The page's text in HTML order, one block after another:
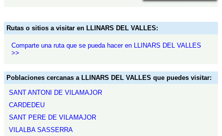
Rutas o sitios a visitar en LLINARS DEL VALLES:
Comparte una ruta que se pueda hacer en LLINARS DEL VALLES
>>
Poblaciones cercanas a LLINARS DEL VALLES que puedes visitar:
SANT ANTONI DE VILAMAJOR
CARDEDEU
SANT PERE DE VILAMAJOR
VILALBA SASSERRA